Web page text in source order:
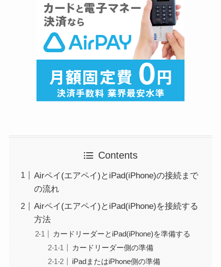
Contents
Airペイ(エアペイ)とiPad(iPhone)の接続まで
の流れ
Airペイ(エアペイ)とiPad(iPhone)を接続する
方法
カードリーダーとiPad(iPhone)を準備する
カードリーダー側の準備
iPadまたはiPhone側の準備